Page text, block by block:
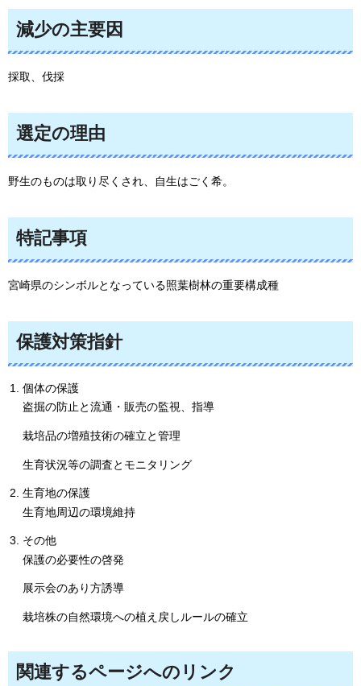
減少の主要因
採取、伐採
選定の理由
野生のものは取り尽くされ、自生はごく希。
特記事項
宮崎県のシンボルとなっている照葉樹林の重要構成種
保護対策指針
個体の保護
盗掘の防止と流通・販売の監視、指導
栽培品の増殖技術の確立と管理
生育状況等の調査とモニタリング
生育地の保護
生育地周辺の環境維持
その他
保護の必要性の啓発
展示会のあり方誘導
栽培株の自然環境への植え戻しルールの確立
関連するページへのリンク